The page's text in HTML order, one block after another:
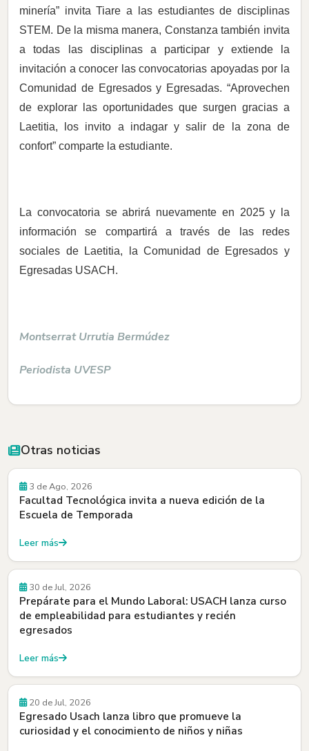
minería” invita Tiare a las estudiantes de disciplinas
STEM. De la misma manera, Constanza también invita
a todas las disciplinas a participar y extiende la
invitación a conocer las convocatorias apoyadas por la
Comunidad de Egresados y Egresadas. “Aprovechen
de explorar las oportunidades que surgen gracias a
Laetitia, los invito a indagar y salir de la zona de
confort” comparte la estudiante.
La convocatoria se abrirá nuevamente en 2025 y la
información se compartirá a través de las redes
sociales de Laetitia, la Comunidad de Egresados y
Egresadas USACH.
Montserrat Urrutia Bermúdez
Periodista UVESP
Otras noticias
Convocatorias
3 de Ago, 2026
Facultad Tecnológica invita a nueva edición de la
Escuela de Temporada
Leer más
30 de Jul, 2026
Prepárate para el Mundo Laboral: USACH lanza curso
de empleabilidad para estudiantes y recién
egresados
Leer más
Egresados y Egresadas
20 de Jul, 2026
Egresado Usach lanza libro que promueve la
curiosidad y el conocimiento de niños y niñas